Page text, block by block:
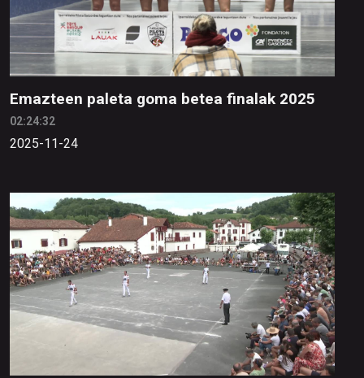
Emazteen paleta goma betea finalak 2025
02:24:32
2025-11-24